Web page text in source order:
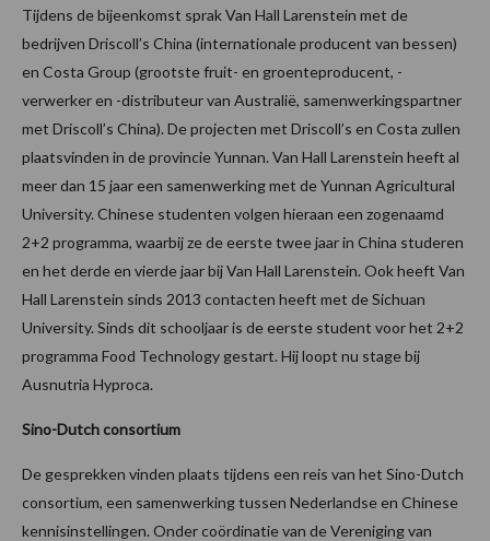
Tijdens de bijeenkomst sprak Van Hall Larenstein met de
bedrijven Driscoll’s China (internationale producent van bessen)
en Costa Group (grootste fruit- en groenteproducent, -
verwerker en -distributeur van Australië, samenwerkingspartner
met Driscoll’s China). De projecten met Driscoll’s en Costa zullen
plaatsvinden in de provincie Yunnan. Van Hall Larenstein heeft al
meer dan 15 jaar een samenwerking met de Yunnan Agricultural
University. Chinese studenten volgen hieraan een zogenaamd
2+2 programma, waarbij ze de eerste twee jaar in China studeren
en het derde en vierde jaar bij Van Hall Larenstein. Ook heeft Van
Hall Larenstein sinds 2013 contacten heeft met de Sichuan
University. Sinds dit schooljaar is de eerste student voor het 2+2
programma Food Technology gestart. Hij loopt nu stage bij
Ausnutria Hyproca.
Sino-Dutch consortium
De gesprekken vinden plaats tijdens een reis van het Sino-Dutch
consortium, een samenwerking tussen Nederlandse en Chinese
kennisinstellingen. Onder coördinatie van de Vereniging van